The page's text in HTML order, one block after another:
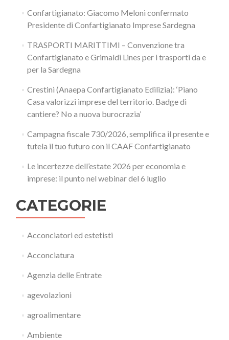
Confartigianato: Giacomo Meloni confermato
Presidente di Confartigianato Imprese Sardegna
TRASPORTI MARITTIMI – Convenzione tra
Confartigianato e Grimaldi Lines per i trasporti da e
per la Sardegna
Crestini (Anaepa Confartigianato Edilizia): ‘Piano
Casa valorizzi imprese del territorio. Badge di
cantiere? No a nuova burocrazia’
Campagna fiscale 730/2026, semplifica il presente e
tutela il tuo futuro con il CAAF Confartigianato
Le incertezze dell’estate 2026 per economia e
imprese: il punto nel webinar del 6 luglio
CATEGORIE
Acconciatori ed estetisti
Acconciatura
Agenzia delle Entrate
agevolazioni
agroalimentare
Ambiente